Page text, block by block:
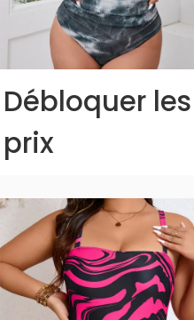
Débloquer les
prix